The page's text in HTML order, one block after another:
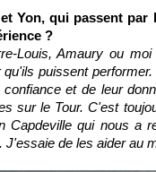
Yon, qui passent
?
Louis, Amaury ou
puissent
et de leur
sur le Tour. C'est
Capdeville qui nous a
J'essaie de les aider au